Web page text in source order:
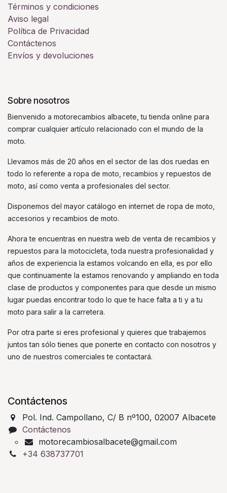
Términos y condiciones
Aviso legal
Política de Privacidad
Contáctenos
Envíos y devoluciones
Sobre nosotros
Bienvenido a motorecambios albacete, tu tienda online para
comprar cualquier artículo relacionado con el mundo de la
moto.
Llevamos más de 20 años en el sector de las dos ruedas en
todo lo referente a ropa de moto, recambios y repuestos de
moto, así como venta a profesionales del sector.
Disponemos del mayor catálogo en internet de ropa de moto,
accesorios y recambios de moto.
Ahora te encuentras en nuestra web de venta de recambios y
repuestos para la motocicleta, toda nuestra profesionalidad y
años de experiencia la estamos volcando en ella, es por ello
que continuamente la estamos renovando y ampliando en toda
clase de productos y componentes para que desde un mismo
lugar puedas encontrar todo lo que te hace falta a ti y a tu
moto para salir a la carretera.
Por otra parte si eres profesional y quieres que trabajemos
juntos tan sólo tienes que ponerte en contacto con nosotros y
uno de nuestros comerciales te contactará.
Contáctenos
Pol. Ind. Campollano, C/ B nº100, 02007 Albacete
Contáctenos
motorecambiosalbacete@gmail.com
+34 638737701